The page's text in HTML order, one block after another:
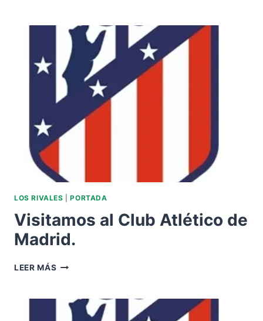
CÁDIZ
LOS RIVALES |PORTADA
Visitamos al Club Atlético de
Madrid.
LEER MÁS VISITAMOS
ATLÉTICO